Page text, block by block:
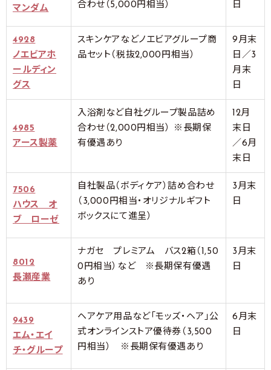
マンダム
合わせ（5,000円相当）
日
4928
ノエビアホ
ールディン
グス
スキンケアなどノエビアグループ商
品セット（税抜2,000円相当）
9月末
日／3
月末
日
4985
アース製薬
入浴剤など自社グループ製品詰め
合わせ（2,000円相当） ※長期保
有優遇あり
12月
末日
／6月
末日
7506
ハウス オ
ブ ローゼ
自社製品（ボディケア）詰め合わせ
（3,000円相当・オリジナルギフト
ボックスにて進呈）
3月末
日
8012
長瀬産業
ナガセ プレミアム バス2箱（1,50
0円相当）など ※長期保有優遇
あり
3月末
日
9439
エム・エイ
チ・グループ
ヘアケア用品など「モッズ・ヘア」公
式オンラインストア優待券（3,500
円相当） ※長期保有優遇あり
6月末
日